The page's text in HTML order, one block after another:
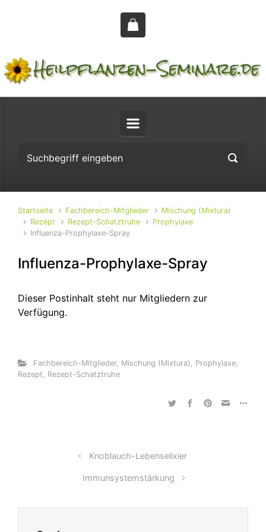
Zum Hauptinhalt springen
Startseite Fachbereich-Mitglieder
Mischung (Mixtura)
Rezept
Rezept-Schatztruhe
Prophylaxe
Influenza-Prophylaxe-Spray
Influenza-Prophylaxe-Spray
Dieser Postinhalt steht nur Mitgliedern zur
Verfügung.
Fachbereich-Mitglieder, Mischung (Mixtura) Prophylaxe,
Rezept
Rezept-Schatztruhe
Knoblauch-Lebenselixier
Immunsystemstärkung